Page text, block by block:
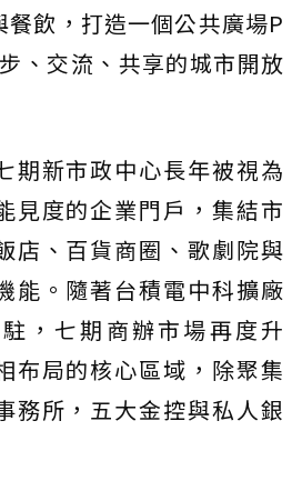
飲，打造一個公共廣場P
、交流、共享的城市開放
期新市政中心長年被視為
見度的企業門戶，集結市
店、百貨商圈、歌劇院與
能。隨著台積電中科擴廠
，七期商辦市場再度升
布局的核心區域，除聚集
務所，五大金控與私人銀